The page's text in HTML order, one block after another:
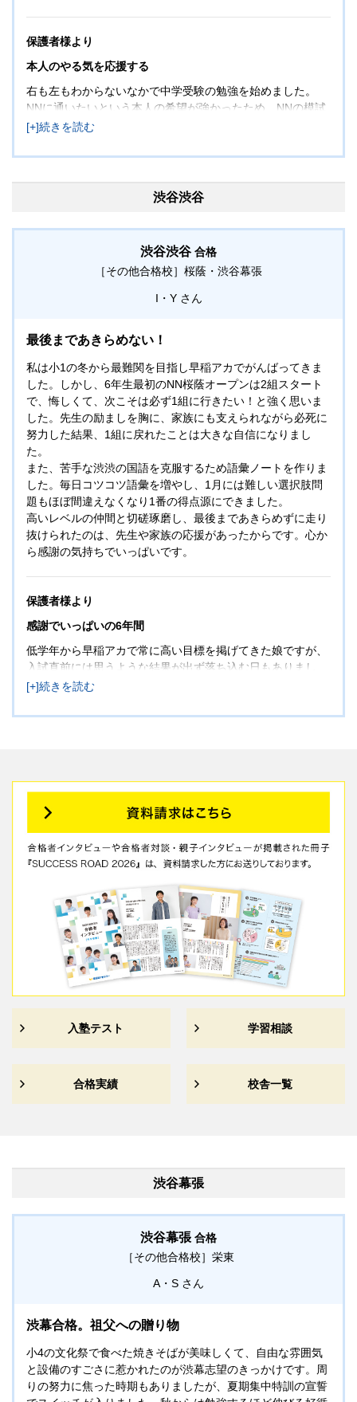
保護者様より
本人のやる気を応援する
右も左もわからないなかで中学受験の勉強を始めました。
NNに通いたいという本人の希望が強かったため、NNの模試
を受けさせました。NNの授業も普段の授業もわからないこ
試や合不合は、そのときの理解度やどこまでできるのかをチ
親子共に不安になる時期もありましたが、結果的にそれがま
がやりたいことや受けたい学校がはっきりとしていて、親と
しては不安もありましたが、結果として彼のやりたいことを
応援したことで自発的に取り組んで結果を出せたのかなと思
渋谷渋谷
渋谷渋谷 合格
［その他合格校］ 桜蔭・渋谷幕張
I・Y
最後まであきらめない！
私は小1の冬から最難関を目指し早稲アカでがんばってきま
した。しかし、6年生最初のNN桜蔭オープンは2組スタート
で、悔しくて、次こそは必ず1組に行きたい！と強く思いま
した。先生の励ましを胸に、家族にも支えられながら必死に
努力した結果、1組に戻れたことは大きな自信になりまし
た。
また、苦手な渋渋の国語を克服するため語彙ノートを作りま
した。毎日コツコツ語彙を増やし、1月には難しい選択肢問
題もほぼ間違えなくなり1番の得点源にできました。
高いレベルの仲間と切磋琢磨し、最後まであきらめずに走り
抜けられたのは、先生や家族の応援があったからです。心か
ら感謝の気持ちでいっぱいです。
保護者様より
感謝でいっぱいの6年間
低学年から早稲アカで常に高い目標を掲げてきた娘ですが、
入試直前には思うような結果が出ず落ち込む日もありまし
た。そんななか、本番直前のお忙しい時期にも関わらず、
さいました。解法だけでなく温かい激励もいただき、娘は大
思います。熱心にご指導くださった先生方、そして娘を信じ
ます。最高の6年間をありがとうございました！
入塾テスト 学習相談
合格実績 校舎一覧
渋谷幕張
渋谷幕張 合格
［その他合格校］ 栄東
A・S
渋幕合格。祖父への贈り物
小4の文化祭で食べた焼きそばが美味しくて、自由な雰囲気
と設備のすごさに惹かれたのが渋幕志望のきっかけです。周
りの努力に焦った時期もありましたが、夏期集中特訓の宣誓